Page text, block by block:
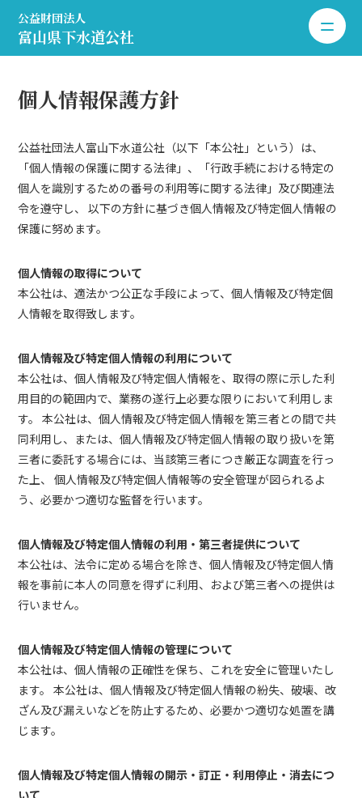
公益財団法人
富山県下水道公社 toggle
個人情報保護方針
公益社団法人富山下水道公社（以下「本公社」という）は、
「個人情報の保護に関する法律」、「行政手続における特定の
個人を識別するための番号の利用等に関する法律」及び関連法
令を遵守し、 以下の方針に基づき個人情報及び特定個人情報の
保護に努めます。
個人情報の取得について
本公社は、適法かつ公正な手段によって、個人情報及び特定個
人情報を取得致します。
個人情報及び特定個人情報の利用について
本公社は、個人情報及び特定個人情報を、取得の際に示した利
用目的の範囲内で、業務の遂行上必要な限りにおいて利用しま
す。 本公社は、個人情報及び特定個人情報を第三者との間で共
同利用し、または、個人情報及び特定個人情報の取り扱いを第
三者に委託する場合には、当該第三者につき厳正な調査を行っ
た上、 個人情報及び特定個人情報等の安全管理が図られるよ
う、必要かつ適切な監督を行います。
個人情報及び特定個人情報の利用・第三者提供について
本公社は、法令に定める場合を除き、個人情報及び特定個人情
報を事前に本人の同意を得ずに利用、および第三者への提供は
行いません。
個人情報及び特定個人情報の管理について
本公社は、個人情報の正確性を保ち、これを安全に管理いたし
ます。 本公社は、個人情報及び特定個人情報の紛失、破壊、改
ざん及び漏えいなどを防止するため、必要かつ適切な処置を講
じます。
個人情報及び特定個人情報の開示・訂正・利用停止・消去につ
いて